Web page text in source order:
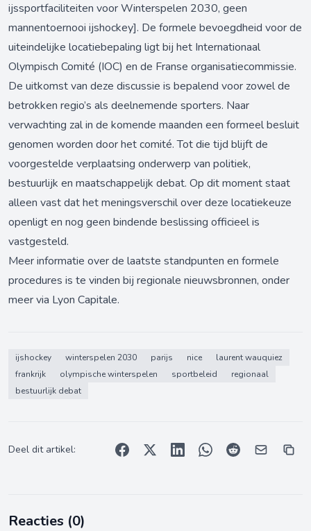
ijssportfaciliteiten voor Winterspelen 2030, geen
mannentoernooi ijshockey]. De formele bevoegdheid voor de
uiteindelijke locatiebepaling ligt bij het Internationaal
Olympisch Comité (IOC) en de Franse organisatiecommissie.
De uitkomst van deze discussie is bepalend voor zowel de
betrokken regio’s als deelnemende sporters. Naar
verwachting zal in de komende maanden een formeel besluit
genomen worden door het comité. Tot die tijd blijft de
voorgestelde verplaatsing onderwerp van politiek,
bestuurlijk en maatschappelijk debat. Op dit moment staat
alleen vast dat het meningsverschil over deze locatiekeuze
openligt en nog geen bindende beslissing officieel is
vastgesteld.
Meer informatie over de laatste standpunten en formele
procedures is te vinden bij regionale nieuwsbronnen, onder
meer via Lyon Capitale.
ijshockey winterspelen 2030 parijs nice
laurent wauquiez
frankrijk
olympische winterspelen sportbeleid
regionaal
bestuurlijk debat
Deel dit artikel:
Reacties (0)